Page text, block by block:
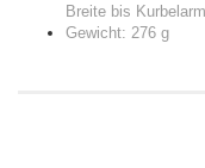
Breite bis
Gewicht: 276 g